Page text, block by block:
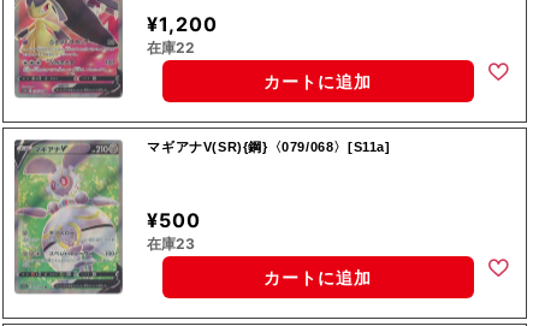
¥1,200
在庫22
カートに追加
マギアナV(SR){鋼}〈079/068〉[S11a]
¥500
在庫23
カートに追加